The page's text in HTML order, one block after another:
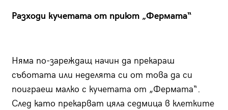
Разходи кучетата от приют „Фермата“
Няма по-зареждащ начин да прекараш
съботата или неделята си от това да си
поиграеш малко с кучетата от „Фермата“.
След като прекарват цяла седмица в клетките